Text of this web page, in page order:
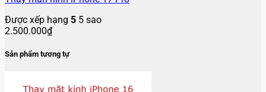
Được xếp hạng 5 5 sao
2.500.000₫
Sản phẩm tương tự